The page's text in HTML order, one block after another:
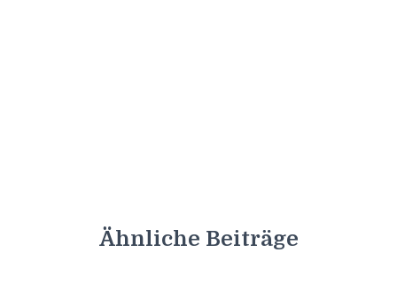
Ähnliche Beiträge